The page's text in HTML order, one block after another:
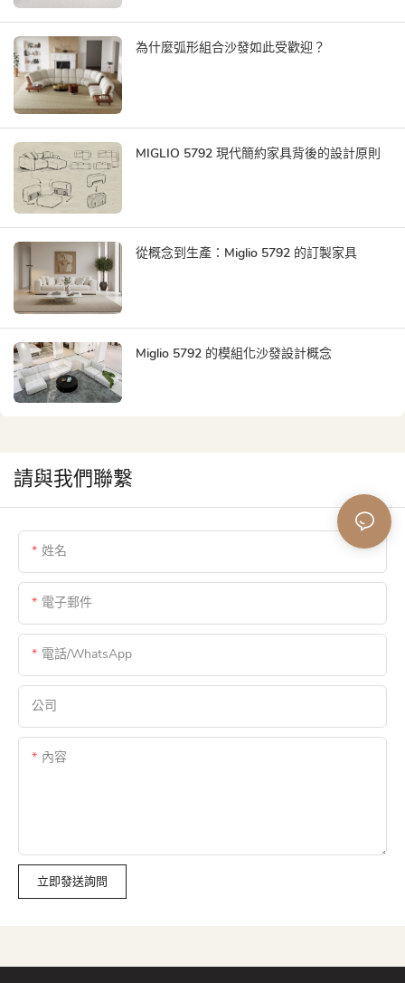
為什麼弧形組合沙發如此受歡迎？
MIGLIO 5792 現代簡約家具背後的設計原則
從概念到生產：Miglio 5792 的訂製家具
Miglio 5792 的模組化沙發設計概念
請與我們聯繫
姓名
電子郵件
電話/WhatsApp
公司
內容
立即發送詢問